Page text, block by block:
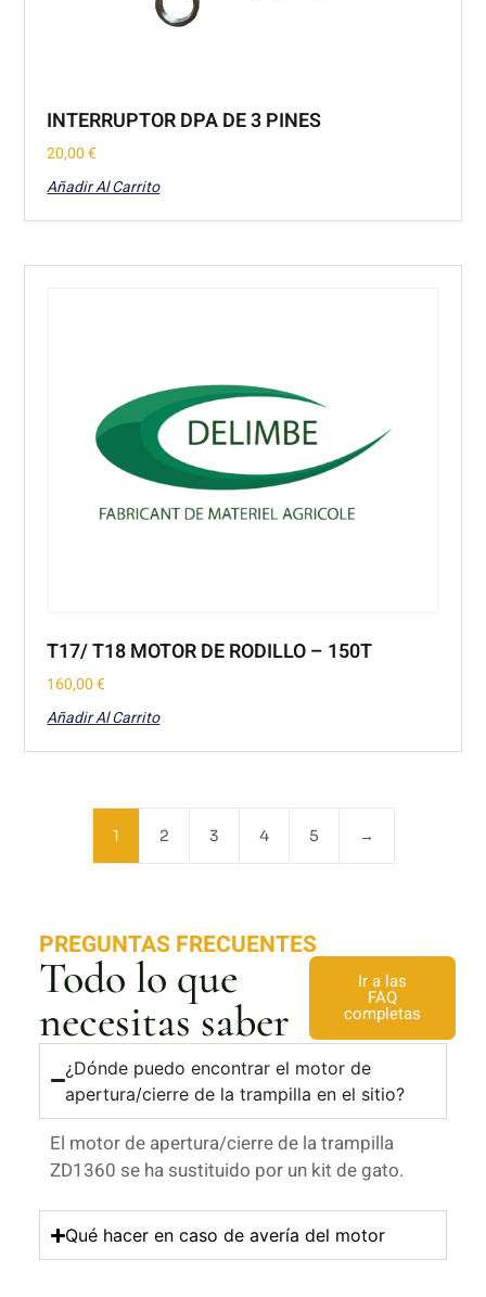
INTERRUPTOR DPA DE 3 PINES
20,00€
Añadir Al Carrito
T17/ T18 MOTOR DE RODILLO – 150T
160,00€
Añadir Al Carrito
1 2 3 4 5 →
PREGUNTAS FRECUENTES
Todo lo que
necesitas saber
Ir a las
FAQ
completas
¿Dónde puedo encontrar el motor de
apertura/cierre de la trampilla en el sitio?
El motor de apertura/cierre de la trampilla
ZD1360 se ha sustituido por un kit de gato.
Qué hacer en caso de avería del motor